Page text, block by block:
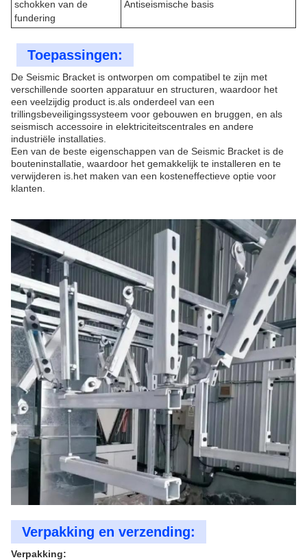
schokken van de
fundering
Antiseismische basis
Toepassingen:
De Seismic Bracket is ontworpen om compatibel te zijn met
verschillende soorten apparatuur en structuren, waardoor het
een veelzijdig product is.als onderdeel van een
trillingsbeveiligingssysteem voor gebouwen en bruggen, en als
seismisch accessoire in elektriciteitscentrales en andere
industriële installaties.
Een van de beste eigenschappen van de Seismic Bracket is de
bouteninstallatie, waardoor het gemakkelijk te installeren en te
verwijderen is.het maken van een kosteneffectieve optie voor
klanten.
Verpakking en verzending:
Verpakking: